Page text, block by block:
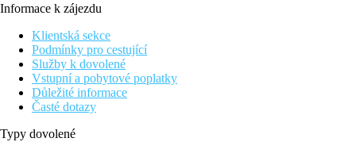
Informace k zájezdu
Klientská sekce
Podmínky pro cestující
Služby k dovolené
Vstupní a pobytové poplatky
Důležité informace
Časté dotazy
Typy dovolené